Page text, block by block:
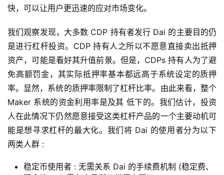
快，可以让用户更迅速的应对市场变化。
我们观察发现，大多数 CDP 持有者发行 Dai 的主要目的仍
是进行杠杆投资。CDP 持有人之所以不愿意直接卖出抵押
资产，可能是看好其升值前景。但是，CDPs 持有人为了避
免高额罚金，其实际抵押率基本都远高于系统设定的质押
率。显然，系统的质押率限制了杠杆比率。由此来看，整个
Maker 系统的资金利用率是及其 低下的。我们估计，投资
人在此情况下仍然愿意接受这类杠杆产品的一个主要动机可
能是想寻求杠杆的最大化。我们将 Dai 的使用者分为以下
两类人群 :
稳定币使用者 : 无需关系 Dai 的手续费机制 (稳定费、